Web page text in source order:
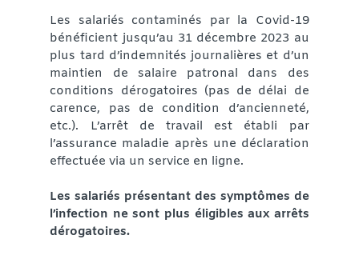
Les salariés contaminés par la Covid-19
bénéficient jusqu’au 31 décembre 2023 au
plus tard d’indemnités journalières et d’un
maintien de salaire patronal dans des
conditions dérogatoires (pas de délai de
carence, pas de condition d’ancienneté,
etc.). L’arrêt de travail est établi par
l’assurance maladie après une déclaration
effectuée via un service en ligne.
Les salariés présentant des symptômes de
l’infection ne sont plus éligibles aux arrêts
dérogatoires.